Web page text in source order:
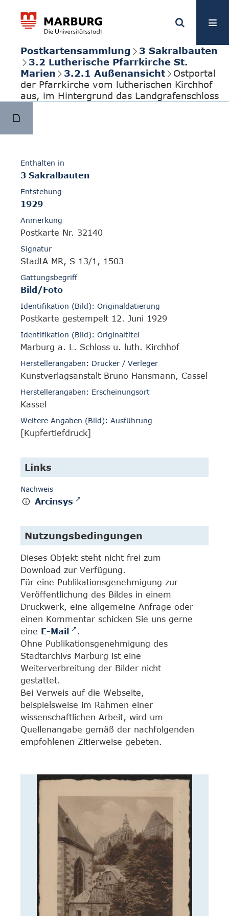
Postkartensammlung
3 Sakralbauten
3.2 Lutherische Pfarrkirche St.
Marien
3.2.1 Außenansicht
Ostportal
der Pfarrkirche vom lutherischen Kirchhof
aus, im Hintergrund das Landgrafenschloss
Enthalten in
3 Sakralbauten
Entstehung
1929
Anmerkung
Postkarte Nr. 32140
Signatur
StadtA MR, S 13/1, 1503
Gattungsbegriff
Bild/Foto
Identifikation (Bild): Originaldatierung
Postkarte gestempelt 12. Juni 1929
Identifikation (Bild): Originaltitel
Marburg a. L. Schloss u. luth. Kirchhof
Herstellerangaben: Drucker / Verleger
Kunstverlagsanstalt Bruno Hansmann, Cassel
Herstellerangaben: Erscheinungsort
Kassel
Weitere Angaben (Bild): Ausführung
[Kupfertiefdruck]
Links
Nachweis
Arcinsys
Nutzungsbedingungen
Dieses Objekt steht nicht frei zum
Download zur Verfügung.
Für eine Publikationsgenehmigung zur
Veröffentlichung des Bildes in einem
Druckwerk, eine allgemeine Anfrage oder
einen Kommentar schicken Sie uns gerne
eine E-Mail
.
Ohne Publikationsgenehmigung des
Stadtarchivs Marburg ist eine
Weiterverbreitung der Bilder nicht
gestattet.
Bei Verweis auf die Webseite,
beispielsweise im Rahmen einer
wissenschaftlichen Arbeit, wird um
Quellenangabe gemäß der nachfolgenden
empfohlenen Zitierweise gebeten.